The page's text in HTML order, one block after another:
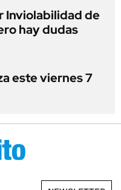
Inviolabilidad de
hay dudas
este viernes 7